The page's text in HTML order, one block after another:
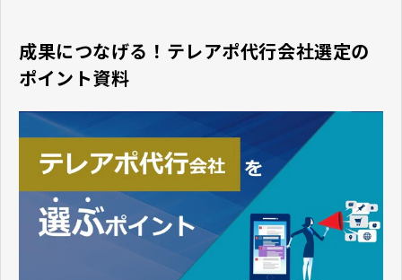
成果につなげる！テレアポ代行会社選定の
ポイント資料